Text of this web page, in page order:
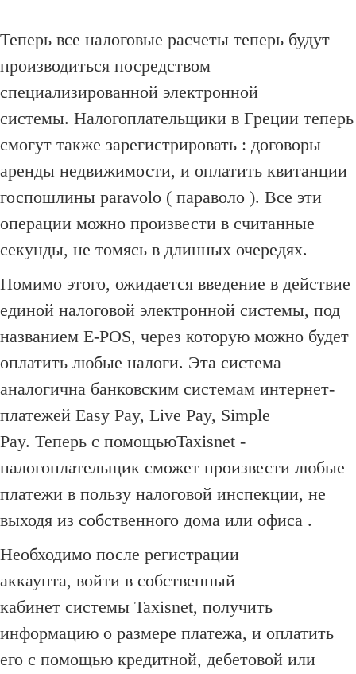
Теперь все налоговые расчеты теперь будут
производиться посредством
специализированной электронной
системы. Налогоплательщики в Греции теперь
смогут также зарегистрировать : договоры
аренды недвижимости, и оплатить квитанции
госпошлины paravolo ( параволо ). Все эти
операции можно произвести в считанные
секунды, не томясь в длинных очередях.
Помимо этого, ожидается введение в действие
единой налоговой электронной системы, под
названием Е-POS, через которую можно будет
оплатить любые налоги. Эта система
аналогична банковским системам интернет-
платежей Easy Pay, Live Pay, Simple
Pay. Теперь с помощьюTaxisnet -
налогоплательщик сможет произвести любые
платежи в пользу налоговой инспекции, не
выходя из собственного дома или офиса .
Необходимо после регистрации
аккаунта, войти в собственный
кабинет системы Taxisnet, получить
информацию о размере платежа, и оплатить
его с помощью кредитной, дебетовой или